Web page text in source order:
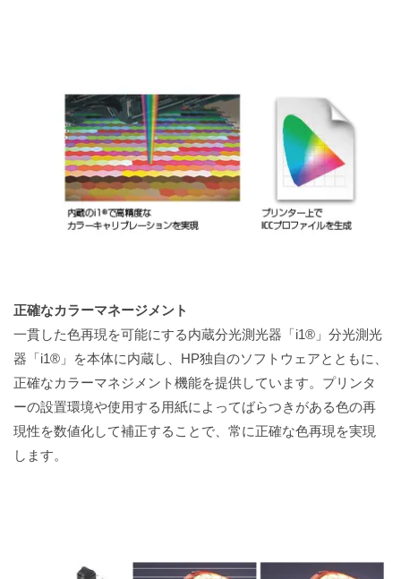
正確なカラーマネージメント
一貫した色再現を可能にする内蔵分光測光器「i1®」分光測光
器「i1®」を本体に内蔵し、HP独自のソフトウェアとともに、
正確なカラーマネジメント機能を提供しています。プリンタ
ーの設置環境や使用する用紙によってばらつきがある色の再
現性を数値化して補正することで、常に正確な色再現を実現
します。